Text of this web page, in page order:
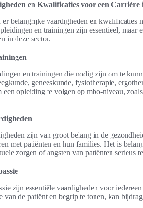
en Kwalificaties voor een Carrière
belangrijke vaardigheden en kwalificaties
en trainingen zijn essentieel,
in deze sector.
en trainingen die nodig zijn om te
geneeskunde, fysiotherapie,
opleiding te volgen op mbo-niveau,
zijn van groot belang in de
met patiënten en hun families. Het is
zorgen of angsten van patiënten serieus
zijn essentiële vaardigheden voor
van de patiënt en begrip te tonen, kan